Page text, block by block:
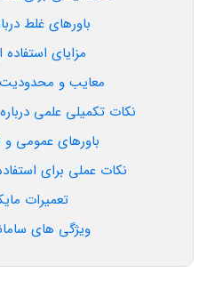
باورهای غلط
مزایای استفاده
معایب و
نکات تکمیلی علمی
باورهای عمومی و
نکات عملی برای
تعمیرات
ویژگی های